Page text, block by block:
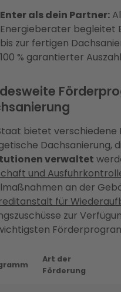
Enter als dein Partner:
Energieberater begleitet
bis zur fertigen
100 % garantierter
bietet
Dachsanierung,
verwaltet
und
an der
für
zur
Art der
Förderung